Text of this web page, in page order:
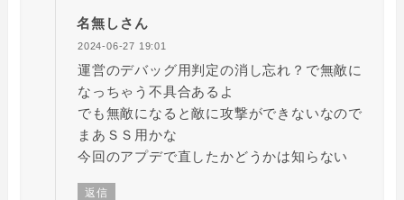
名無しさん
2024-06-27 19:01
運営のデバッグ用判定の消し忘れ？で無敵に
なっちゃう不具合あるよ
でも無敵になると敵に攻撃ができないなので
まあＳＳ用かな
今回のアプデで直したかどうかは知らない
返信